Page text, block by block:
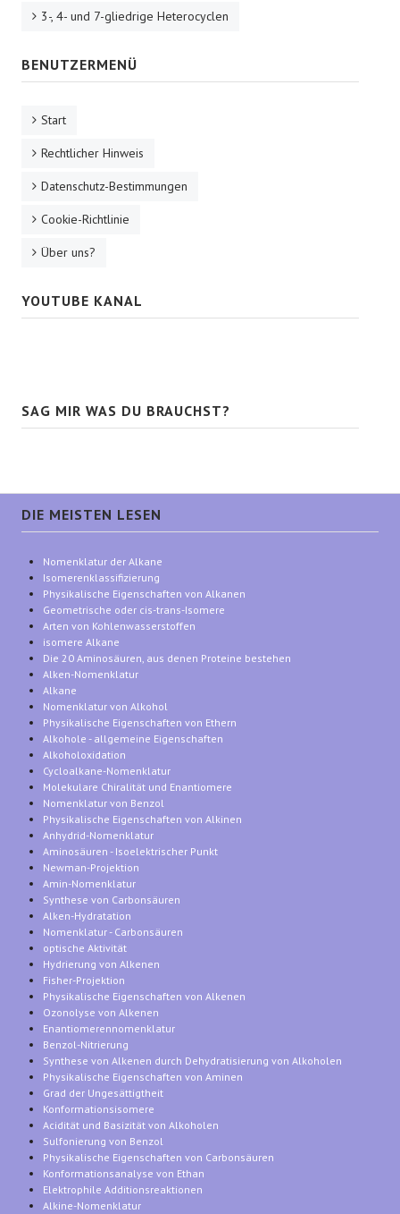
3-, 4- und 7-gliedrige Heterocyclen
BENUTZERMENÜ
Start
Rechtlicher Hinweis
Datenschutz-Bestimmungen
Cookie-Richtlinie
Über uns?
YOUTUBE KANAL
SAG MIR WAS DU BRAUCHST?
DIE MEISTEN LESEN
Nomenklatur der Alkane
Isomerenklassifizierung
Physikalische Eigenschaften von Alkanen
Geometrische oder cis-trans-Isomere
Arten von Kohlenwasserstoffen
isomere Alkane
Die 20 Aminosäuren, aus denen Proteine bestehen
Alken-Nomenklatur
Alkane
Nomenklatur von Alkohol
Physikalische Eigenschaften von Ethern
Alkohole - allgemeine Eigenschaften
Alkoholoxidation
Cycloalkane-Nomenklatur
Molekulare Chiralität und Enantiomere
Nomenklatur von Benzol
Physikalische Eigenschaften von Alkinen
Anhydrid-Nomenklatur
Aminosäuren - Isoelektrischer Punkt
Newman-Projektion
Amin-Nomenklatur
Synthese von Carbonsäuren
Alken-Hydratation
Nomenklatur - Carbonsäuren
optische Aktivität
Hydrierung von Alkenen
Fisher-Projektion
Physikalische Eigenschaften von Alkenen
Ozonolyse von Alkenen
Enantiomerennomenklatur
Benzol-Nitrierung
Synthese von Alkenen durch Dehydratisierung von Alkoholen
Physikalische Eigenschaften von Aminen
Grad der Ungesättigtheit
Konformationsisomere
Acidität und Basizität von Alkoholen
Sulfonierung von Benzol
Physikalische Eigenschaften von Carbonsäuren
Konformationsanalyse von Ethan
Elektrophile Additionsreaktionen
Alkine-Nomenklatur